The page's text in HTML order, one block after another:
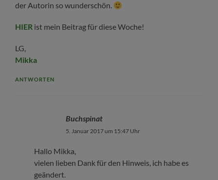
der Autorin so wunderschön.
HIER ist mein Beitrag für diese Woche!
LG,
Mikka
ANTWORTEN
Buchspinat
5. Januar 2017 um 15:47 Uhr
Hallo Mikka,
vielen lieben Dank für den Hinweis, ich habe es
geändert.